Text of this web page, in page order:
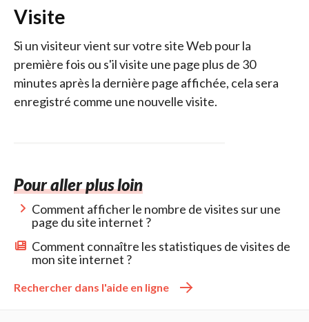
Visite
Si un visiteur vient sur votre site Web pour la
première fois ou s'il visite une page plus de 30
minutes après la dernière page affichée, cela sera
enregistré comme une nouvelle visite.
Pour aller plus loin
Comment afficher le nombre de visites sur une
page du site internet ?
Comment connaître les statistiques de visites de
mon site internet ?
Rechercher dans l'aide en ligne